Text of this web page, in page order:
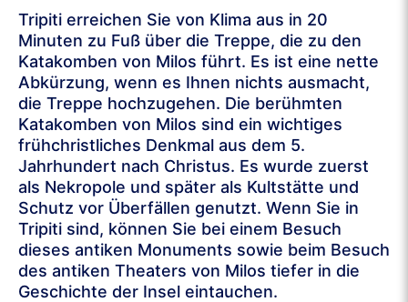
Tripiti erreichen Sie von Klima aus in 20
Minuten zu Fuß über die Treppe, die zu den
Katakomben von Milos führt. Es ist eine nette
Abkürzung, wenn es Ihnen nichts ausmacht,
die Treppe hochzugehen. Die berühmten
Katakomben von Milos sind ein wichtiges
frühchristliches Denkmal aus dem 5.
Jahrhundert nach Christus. Es wurde zuerst
als Nekropole und später als Kultstätte und
Schutz vor Überfällen genutzt. Wenn Sie in
Tripiti sind, können Sie bei einem Besuch
dieses antiken Monuments sowie beim Besuch
des antiken Theaters von Milos tiefer in die
Geschichte der Insel eintauchen.